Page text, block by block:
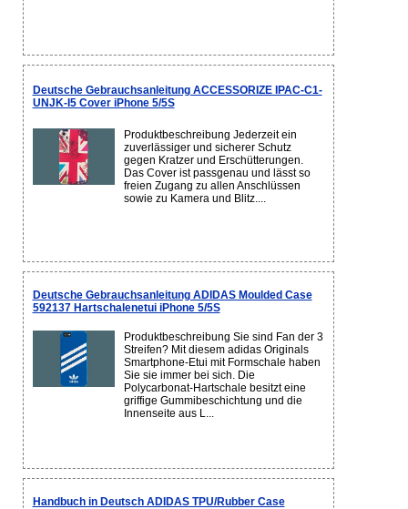
Deutsche Gebrauchsanleitung ACCESSORIZE IPAC-C1-
UNJK-I5 Cover iPhone 5/5S
Produktbeschreibung Jederzeit ein
zuverlässiger und sicherer Schutz
gegen Kratzer und Erschütterungen.
Das Cover ist passgenau und lässt so
freien Zugang zu allen Anschlüssen
sowie zu Kamera und Blitz....
Deutsche Gebrauchsanleitung ADIDAS Moulded Case
592137 Hartschalenetui iPhone 5/5S
Produktbeschreibung Sie sind Fan der 3
Streifen? Mit diesem adidas Originals
Smartphone-Etui mit Formschale haben
Sie sie immer bei sich. Die
Polycarbonat-Hartschale besitzt eine
griffige Gummibeschichtung und die
Innenseite aus L...
Handbuch in Deutsch ADIDAS TPU/Rubber Case